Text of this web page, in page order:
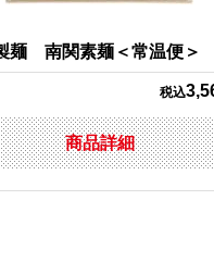
麺 南関素麺＜常温便＞
税込
商品詳細